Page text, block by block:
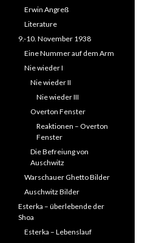
Erwin Angreß
Literature
9.-10. November 1938
Eine Nummer auf dem Arm
Nie wieder I
Nie wieder II
Nie wieder III
Overton Fenster
Reaktionen – Overton
Fenster
Die Befreiung von
Auschwitz
Warschauer Ghetto Bilder
Auschwitz Bilder
Esterka – überlebende der
Shoa
Esterka – Lebenslauf